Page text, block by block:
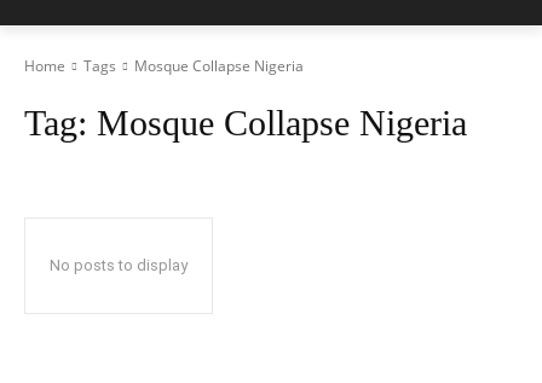
Home Tags Mosque Collapse Nigeria
Tag: Mosque Collapse Nigeria
No posts to display